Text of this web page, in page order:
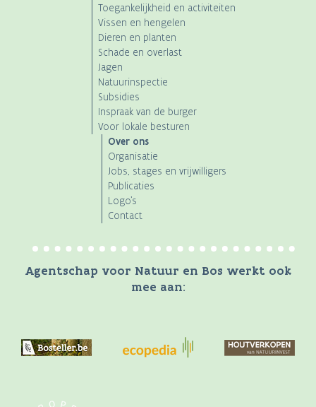
Toegankelijkheid en activiteiten
Vissen en hengelen
Dieren en planten
Schade en overlast
Jagen
Natuurinspectie
Subsidies
Inspraak van de burger
Voor lokale besturen
Over ons
Organisatie
Jobs, stages en vrijwilligers
Publicaties
Logo's
Contact
Agentschap voor Natuur en Bos werkt ook
mee aan: